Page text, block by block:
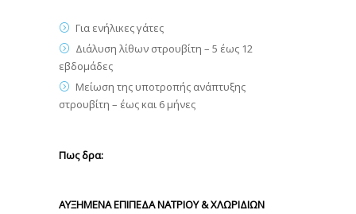
Για ενήλικες γάτες
Διάλυση λίθων στρουβίτη – 5 έως 12
εβδομάδες
Μείωση της υποτροπής ανάπτυξης
στρουβίτη – έως και 6 μήνες
Πως δρα:
ΑΥΞΗΜΕΝΑ ΕΠΙΠΕΔΑ ΝΑΤΡΙΟΥ & ΧΛΩΡΙΔΙΩΝ